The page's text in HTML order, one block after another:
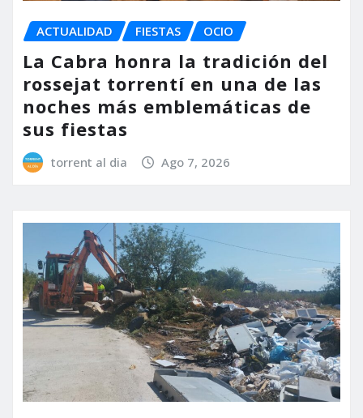
ACTUALIDAD FIESTAS OCIO
La Cabra honra la tradición del
rossejat torrentí en una de las
noches más emblemáticas de
sus fiestas
torrent al dia Ago 7, 2026